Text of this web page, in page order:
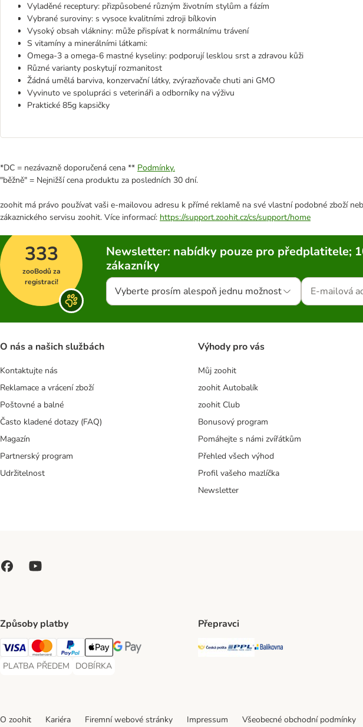
Vyladěné receptury: přizpůsobené různým životním stylům a fázím
Vybrané suroviny: s vysoce kvalitními zdroji bílkovin
Vysoký obsah vlákniny: může přispívat k normálnímu trávení
S vitamíny a minerálními látkami:
Omega-3 a omega-6 mastné kyseliny: podporují lesklou srst a zdravou kůži
Různé varianty poskytují rozmanitost
Žádná umělá barviva, konzervační látky, zvýrazňovače chuti ani GMO
Vyvinuto ve spolupráci s veterináři a odborníky na výživu
Praktické 85g kapsičky
*DC = nezávazně doporučená cena ** Podmínky.
"běžně" = Nejnižší cena produktu za posledních 30 dní.
zoohit má právo používat vaši e-mailovou adresu k přímé reklamě na své vlastní podobné zboží
zákaznického servisu zoohit. Více informací: https://support.zoohit.cz/cs/support/home
333
zooBodů za
registraci!
Newsletter: nabídky pouze pro předplatitele;
zákazníky
Vyberte prosím alespoň jednu možnost
O nás a našich službách
Kontaktujte nás
Reklamace a vrácení zboží
Poštovné a balné
Často kladené dotazy (FAQ)
Magazín
Partnerský program
Udržitelnost
Výhody pro vás
Můj zoohit
zoohit Autobalík
zoohit Club
Bonusový program
Pomáhejte s námi zvířátkům
Přehled všech výhod
Profil vašeho mazlíčka
Newsletter
Způsoby platby
Visa Payment Method
Mastercard Payment Method
PayPal Payment Method
Apple pay Payment Method
GooglePay Payment Method
PLATBA PŘEDEM
PLATBA PŘEDEM Payment Method
DOBÍRKA
DOBÍRKA Payment Method
Přepravci
Česká pošta Shipping Method
PPL Shipping Method
Balíkovna Shipping
O zoohit Kariéra Firemní webové stránky Impressum Všeobecné obchodní podmínky